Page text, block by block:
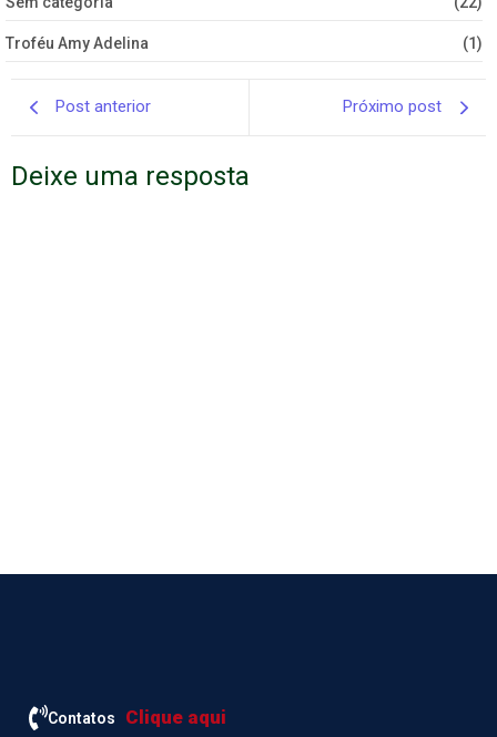
Troféu Amy Adelina (1)
Post anterior Próximo post
Deixe uma resposta
Contatos Clique aqui